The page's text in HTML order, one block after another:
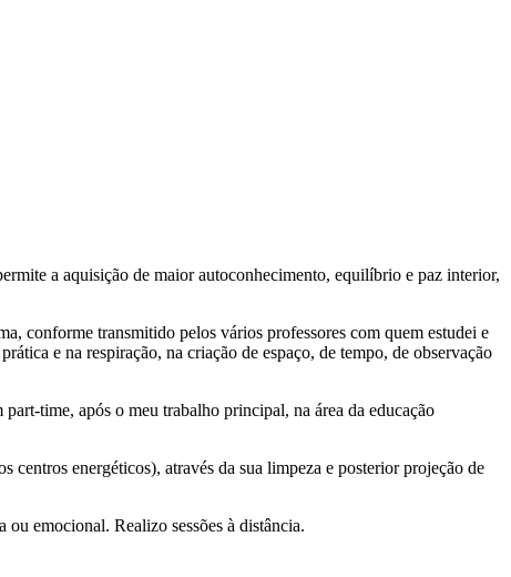
a aquisição de maior autoconhecimento, equilíbrio e paz interior,
conforme transmitido pelos vários professores com quem estudei e
e na respiração, na criação de espaço, de tempo, de observação
time, após o meu trabalho principal, na área da educação
centros energéticos), através da sua limpeza e posterior projeção de
emocional. Realizo sessões à distância.